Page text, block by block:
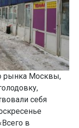
рынка Москвы,
себя
в